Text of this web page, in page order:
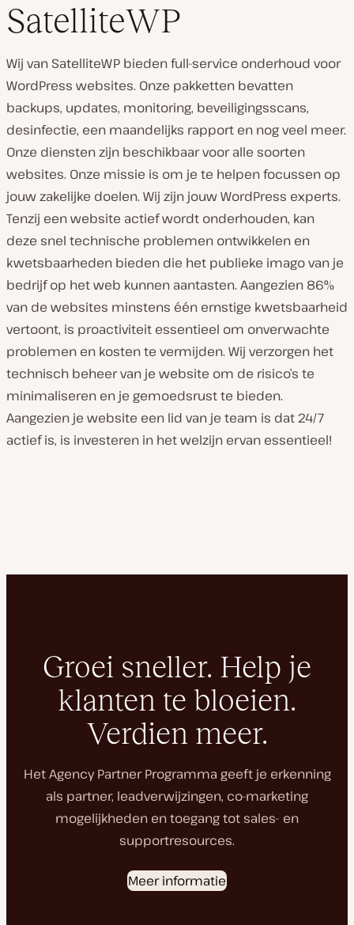
SatelliteWP
Wij van SatelliteWP bieden full-service onderhoud voor
WordPress websites. Onze pakketten bevatten
backups, updates, monitoring, beveiligingsscans,
desinfectie, een maandelijks rapport en nog veel meer.
Onze diensten zijn beschikbaar voor alle soorten
websites. Onze missie is om je te helpen focussen op
jouw zakelijke doelen. Wij zijn jouw WordPress experts.
Tenzij een website actief wordt onderhouden, kan
deze snel technische problemen ontwikkelen en
kwetsbaarheden bieden die het publieke imago van je
bedrijf op het web kunnen aantasten. Aangezien 86%
van de websites minstens één ernstige kwetsbaarheid
vertoont, is proactiviteit essentieel om onverwachte
problemen en kosten te vermijden. Wij verzorgen het
technisch beheer van je website om de risico’s te
minimaliseren en je gemoedsrust te bieden.
Aangezien je website een lid van je team is dat 24/7
actief is, is investeren in het welzijn ervan essentieel!
Groei sneller. Help je
klanten te bloeien.
Verdien meer.
Het Agency Partner Programma geeft je erkenning
als partner, leadverwijzingen, co-marketing
mogelijkheden en toegang tot sales- en
supportresources.
Meer informatie